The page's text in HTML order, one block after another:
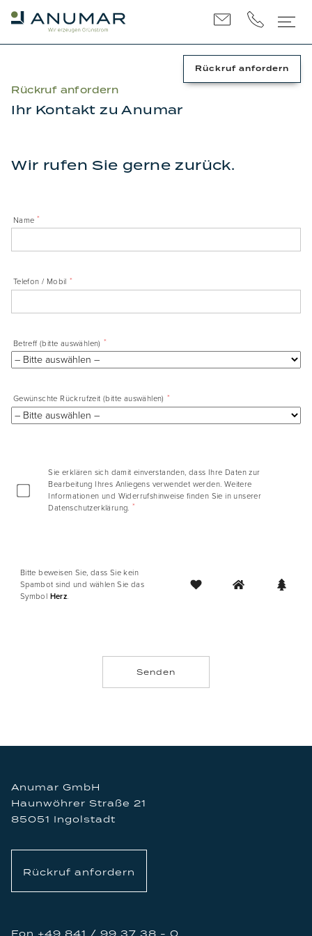
Rückruf anfordern
Rückruf anfordern
Ihr Kontakt zu Anumar
Wir rufen Sie gerne zurück.
Name *
Telefon / Mobil *
Betreff (bitte auswählen) *
Gewünschte Rückrufzeit (bitte auswählen) *
Sie erklären sich damit einverstanden, dass Ihre Daten zur
Bearbeitung Ihres Anliegens verwendet werden. Weitere
Informationen und Widerrufshinweise finden Sie in unserer
Datenschutzerklärung. *
Bitte beweisen Sie, dass Sie kein
Spambot sind und wählen Sie das
Symbol Herz.
Anumar GmbH
Haunwöhrer Straße 21
85051 Ingolstadt
Rückruf anfordern
Fon +49 841 / 99 37 38 - 0